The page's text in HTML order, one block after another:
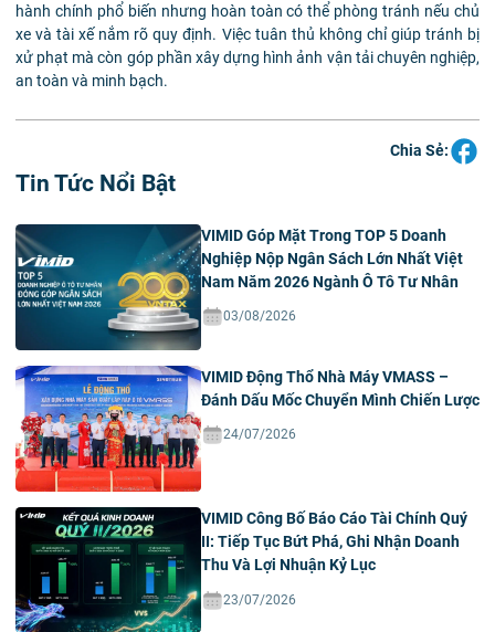
hành chính phổ biến nhưng hoàn toàn có thể phòng tránh nếu chủ
xe và tài xế nắm rõ quy định. Việc tuân thủ không chỉ giúp tránh bị
xử phạt mà còn góp phần xây dựng hình ảnh vận tải chuyên nghiệp,
an toàn và minh bạch.
Chia Sẻ:
Tin Tức Nổi Bật
VIMID Góp Mặt Trong TOP 5 Doanh
Nghiệp Nộp Ngân Sách Lớn Nhất Việt
Nam Năm 2026 Ngành Ô Tô Tư Nhân
03/08/2026
VIMID Động Thổ Nhà Máy VMASS –
Đánh Dấu Mốc Chuyển Mình Chiến Lược
24/07/2026
VIMID Công Bố Báo Cáo Tài Chính Quý
II: Tiếp Tục Bứt Phá, Ghi Nhận Doanh
Thu Và Lợi Nhuận Kỷ Lục
23/07/2026